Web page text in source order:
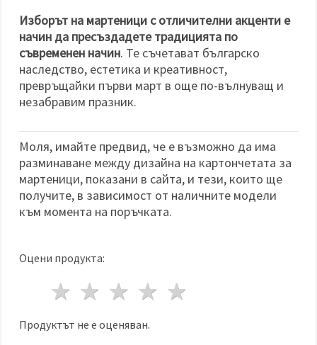
Изборът на мартеници с отличителни акценти е
начин да пресъздадете традицията по
съвременен начин. Те съчетават българско
наследство, естетика и креативност,
превръщайки първи март в още по-вълнуващ и
незабравим празник.
Моля, имайте предвид, че е възможно да има
разминаване между дизайна на картончетата за
мартеници, показани в сайта, и тези, които ще
получите, в зависимост от наличните модели
към момента на поръчката.
Оцени продукта:
4 звезди
3 звезди
2 звезди
1 звезда
Продуктът не е оценяван.